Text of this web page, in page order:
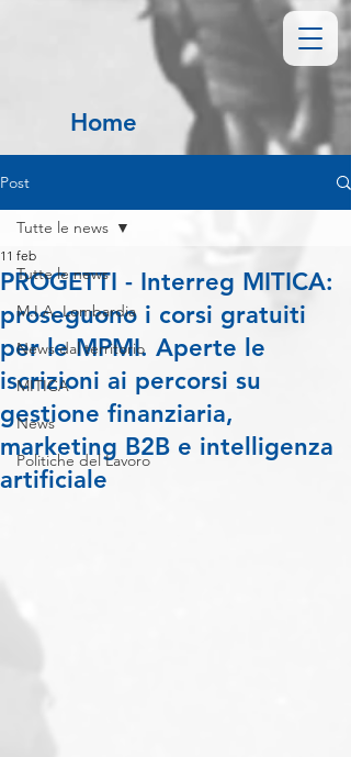
Home
Post
Tutte le news
M.I.A. Lombardia
News dal territorio
MITICA
News
Politiche del Lavoro
Tutte le news
PROGETTI - Interreg MITICA:
proseguono i corsi gratuiti
per le MPMI. Aperte le
iscrizioni ai percorsi su
gestione finanziaria,
marketing B2B e intelligenza
artificiale
11 feb